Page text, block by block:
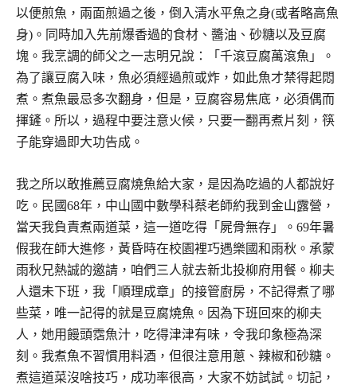
以便煎魚，兩面煎過之後，倒入清水平魚之身(或者略高魚
身)。同時加入先前爆香過的食材、醬油、砂糖以及豆腐
塊。我烹調的師父之一志明兄說：「千滾豆腐萬滾魚」。
為了讓豆腐入味，魚必須經過煎或炸，如此魚才禁得起悶
煮。煮魚最忌多次翻身，但是，豆腐容易焦底，必須偶而
揮鏟。所以，過程中要注意火候，只要一翻再煮片刻，筷
子能穿過即大功告成。
我之所以敢推薦豆腐燒魚給大家，是因為吃過的人都說好
吃。民國68年，中山國中數學科蔡老師約我到金山露營，
當天我負責煮兩道菜，這一道吃得「屍骨無存」。69年暑
假我在師大進修，黃昏時在校園裡巧遇樂國和雨秋。承蒙
雨秋兄熱誠的邀請，咱們三人就去新北投柳府用餐。柳夫
人還未下班，我「順理成章」的接管廚房，不記得煮了哪
些菜，唯一記得的就是豆腐燒魚。因為下班回來的柳夫
人，她用饅頭霑魚汁，吃得津津有味，令我印象極為深
刻。我煮魚不習慣用料酒，但很注意用蔥、辣椒和砂糖。
煮這道菜沒啥技巧，成功率很高，大家不妨試試。切記，